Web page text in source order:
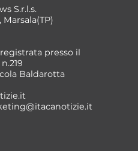
S.r.l.s.
Marsala(TP)
presso il
Baldarotta